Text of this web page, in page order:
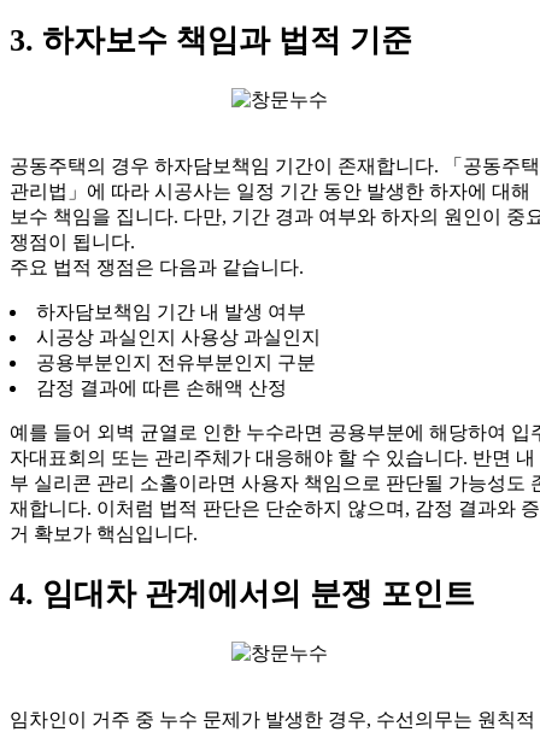
3. 하자보수 책임과 법적 기준
공동주택의 경우 하자담보책임 기간이 존재합니다. 「공동주택
관리법」에 따라 시공사는 일정 기간 동안 발생한 하자에 대해
보수 책임을 집니다. 다만, 기간 경과 여부와 하자의 원인이 중
쟁점이 됩니다.
주요 법적 쟁점은 다음과 같습니다.
하자담보책임 기간 내 발생 여부
시공상 과실인지 사용상 과실인지
공용부분인지 전유부분인지 구분
감정 결과에 따른 손해액 산정
예를 들어 외벽 균열로 인한 누수라면 공용부분에 해당하여 입
자대표회의 또는 관리주체가 대응해야 할 수 있습니다. 반면 내
부 실리콘 관리 소홀이라면 사용자 책임으로 판단될 가능성도
재합니다. 이처럼 법적 판단은 단순하지 않으며, 감정 결과와 증
거 확보가 핵심입니다.
4. 임대차 관계에서의 분쟁 포인트
임차인이 거주 중 누수 문제가 발생한 경우, 수선의무는 원칙적